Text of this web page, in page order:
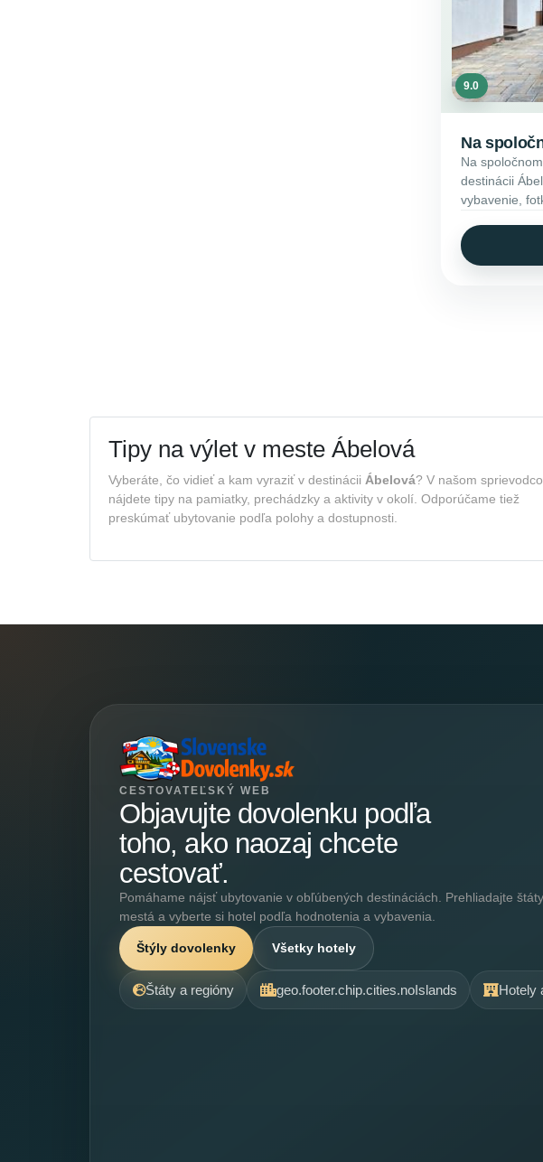
9.0
Na
Na
destinácii
vybavenie,
Tipy na výlet v meste Ábelová
Vyberáte, čo vidieť a kam vyraziť v destinácii Ábelová? V našom
nájdete tipy na pamiatky, prechádzky a aktivity v okolí. Odporúčame tiež
preskúmať ubytovanie podľa polohy a dostupnosti.
CESTOVATEĽSKÝ WEB
Objavujte dovolenku podľa
toho, ako naozaj chcete
cestovať.
Pomáhame nájsť ubytovanie v obľúbených destináciách. Prehliadajte
mestá a vyberte si hotel podľa hodnotenia a vybavenia.
Štýly dovolenky Všetky hotely
Štáty a regióny geo.footer.chip.cities.noIslands Hotely